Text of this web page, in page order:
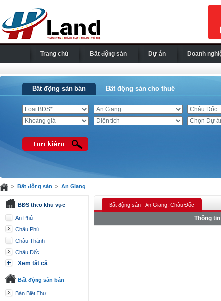
Trang chủ Bất động sản Dự án Doanh
Bất động sản bán Bất động sản cho thuê
> Bất động sản > An Giang
BĐS theo khu vực
An Phú
Châu Phú
Châu Thành
Châu Đốc
Xem tất cả
Bất động sản bán
Bán Biệt Thự
Bất động sản - An Giang, Châu Đốc
Thông